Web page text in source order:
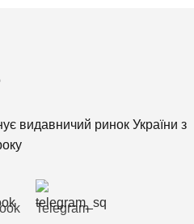
видавничий ринок України з
Telegram